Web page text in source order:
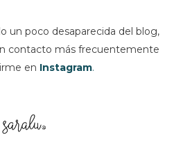
un poco desaparecida del blog,
contacto más frecuentemente
en Instagram.